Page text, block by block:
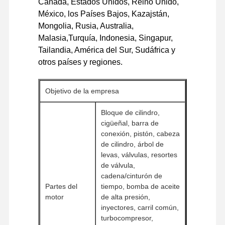
transporte de
pasajeros
CO2 de los
motores de
renovable.
4TNV98T-
SBK: las
vehículos de
57.7KW
4TNV98T-
ZCSTY: las
México, los Países Bajos, Kazajstán,
Mongolia, Rusia, Australia,
Malasia,Turquía, Indonesia, Singapur,
Tailandia, América del Sur, Sudáfrica y
otros países y regiones.
Objetivo de la empresa
Partes del
motor
Bloque de cilindro,
cigüeñal, barra de
conexión, pistón, cabeza
de cilindro, árbol de
levas, válvulas, resortes
de válvula,
cadena/cinturón de
tiempo, bomba de aceite
de alta presión,
inyectores, carril común,
turbocompresor,